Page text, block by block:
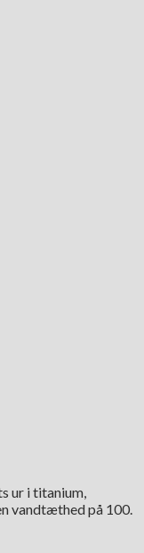
ur i titanium,
vandtæthed på 100.